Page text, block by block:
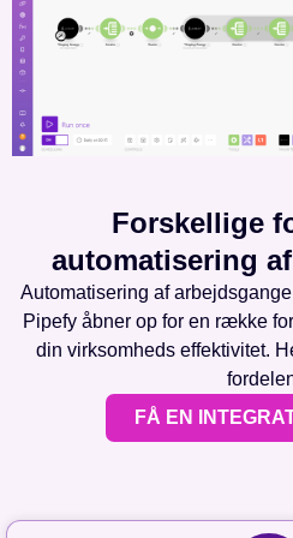
Forskellige
automatisering
Automatisering af
Pipefy åbner op for en række
din virksomheds effektivitet.
FÅ EN